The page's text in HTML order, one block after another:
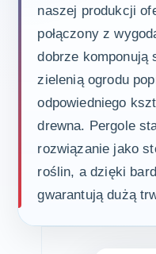
naszej produkcji
połączony z
dobrze komponują
zielenią ogrodu
odpowiedniego
drewna. Pergole
rozwiązanie jako
roślin, a dzięki
gwarantują dużą